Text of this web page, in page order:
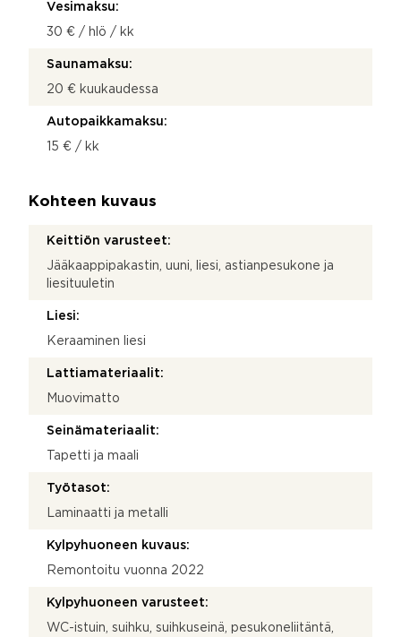
Vesimaksu:
30 € / hlö / kk
Saunamaksu:
20 € kuukaudessa
Autopaikkamaksu:
15 € / kk
Kohteen kuvaus
Keittiön varusteet:
Jääkaappipakastin, uuni, liesi, astianpesukone ja
liesituuletin
Liesi:
Keraaminen liesi
Lattiamateriaalit:
Muovimatto
Seinämateriaalit:
Tapetti ja maali
Työtasot:
Laminaatti ja metalli
Kylpyhuoneen kuvaus:
Remontoitu vuonna 2022
Kylpyhuoneen varusteet:
WC-istuin, suihku, suihkuseinä, pesukoneliitäntä,